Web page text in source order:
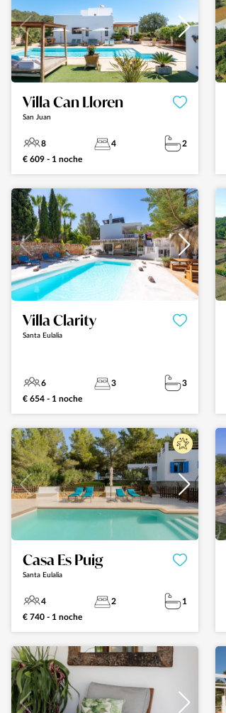
Villa Can Lloren
San Juan
8 4
2
€ 609 - 1 noche
Villa Clarity
Santa Eulalia
6 3
3
€ 654 - 1 noche
Casa Es Puig
Santa Eulalia
4 2
1
€ 740 - 1 noche